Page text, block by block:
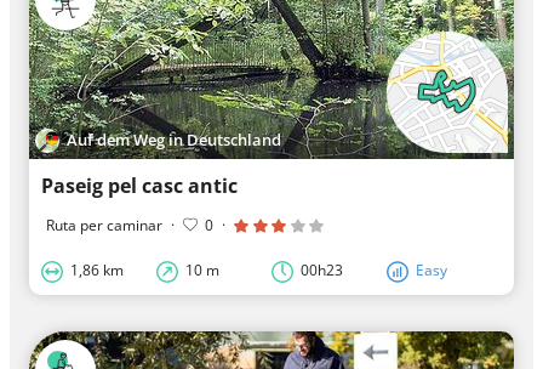
Auf dem Weg in Deutschland
Paseig pel casc antic
Ruta per caminar · 0 ·
1,86 km 10 m 00h23 Easy